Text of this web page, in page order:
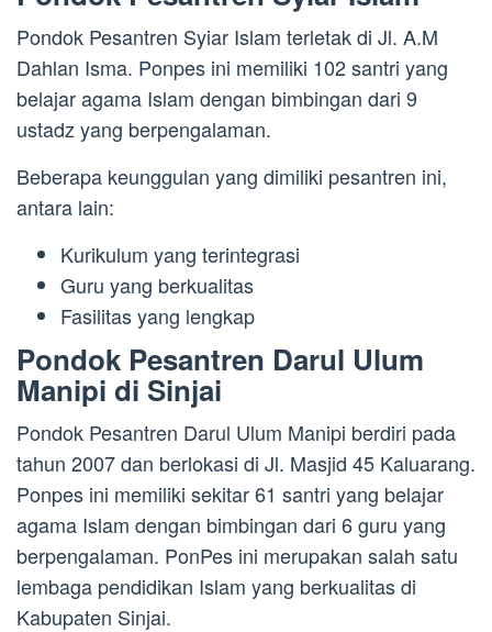
Pondok Pesantren Syiar Islam terletak di Jl. A.M
Dahlan Isma. Ponpes ini memiliki 102 santri yang
belajar agama Islam dengan bimbingan dari 9
ustadz yang berpengalaman.
Beberapa keunggulan yang dimiliki pesantren ini,
antara lain:
Kurikulum yang terintegrasi
Guru yang berkualitas
Fasilitas yang lengkap
Pondok Pesantren Darul Ulum
Manipi di Sinjai
Pondok Pesantren Darul Ulum Manipi berdiri pada
tahun 2007 dan berlokasi di Jl. Masjid 45 Kaluarang.
Ponpes ini memiliki sekitar 61 santri yang belajar
agama Islam dengan bimbingan dari 6 guru yang
berpengalaman. PonPes ini merupakan salah satu
lembaga pendidikan Islam yang berkualitas di
Kabupaten Sinjai.